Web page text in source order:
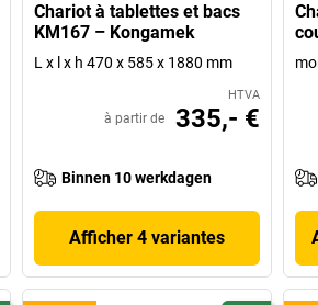
Chariot à tablettes et bacs
KM167 – Kongamek
L x l x h 470 x 585 x 1880 mm
HTVA
à partir de 335,- €
Binnen 10 werkdagen
Afficher 4 variantes